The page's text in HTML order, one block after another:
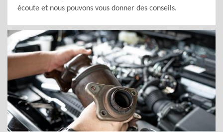
écoute et nous pouvons vous donner des conseils.